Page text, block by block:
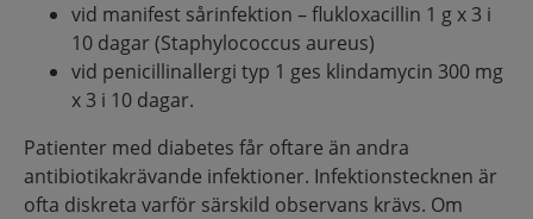
vid manifest sårinfektion – flukloxacillin 1 g x 3 i
10 dagar (Staphylococcus aureus)
vid penicillinallergi typ 1 ges klindamycin 300 mg
x 3 i 10 dagar.
Patienter med diabetes får oftare än andra
antibiotikakrävande infektioner. Infektionstecknen är
ofta diskreta varför särskild observans krävs. Om